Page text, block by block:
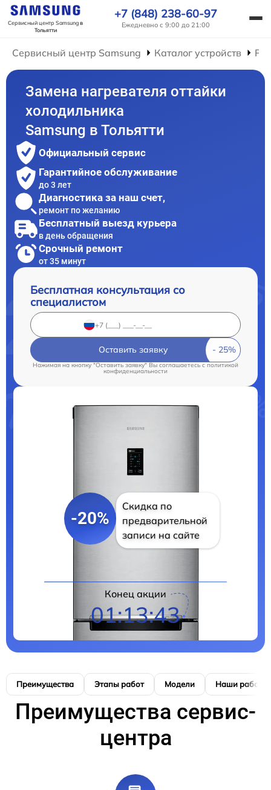
Сервисный центр Samsungв
Тольятти
+7 (848) 238-60-97
Ежедневно с 9:00 до 21:00
Сервисный центр Samsung Каталог устройств
Замена нагревателя оттайки
холодильника
Samsung в Тольятти
Официальный сервис
Гарантийное обслуживание
до 3 лет
Диагностика за наш счет,
ремонт по желанию
Бесплатный выезд курьера
в день обращения
Срочный ремонт
от 35 минут
Бесплатная консультация со
специалистом
Оставить заявку
Нажимая на кнопку "Оставить заявку" Вы соглашаетесь c политикой
конфиденциальности
-20%
Скидка по
предварительной
записи на сайте
Конец акции
01:13:42
Преимущества Этапы работ Модели Наши работы
Преимущества сервис-
центра